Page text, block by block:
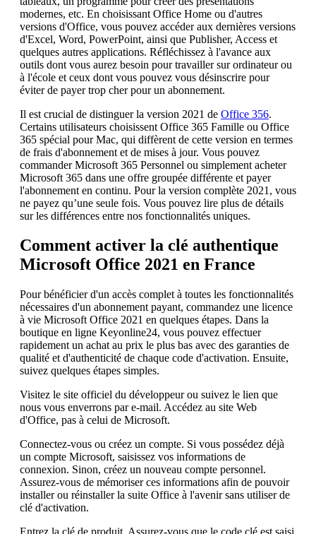
modernes, etc. En choisissant Office Home ou d'autres
versions d'Office, vous pouvez accéder aux dernières versions
d'Excel, Word, PowerPoint, ainsi que Publisher, Access et
quelques autres applications. Réfléchissez à l'avance aux
outils dont vous aurez besoin pour travailler sur ordinateur ou
à l'école et ceux dont vous pouvez vous désinscrire pour
éviter de payer trop cher pour un abonnement.
Il est crucial de distinguer la version 2021 de Office 356.
Certains utilisateurs choisissent Office 365 Famille ou Office
365 spécial pour Mac, qui diffèrent de cette version en termes
de frais d'abonnement et de mises à jour. Vous pouvez
commander Microsoft 365 Personnel ou simplement acheter
Microsoft 365 dans une offre groupée différente et payer
l'abonnement en continu. Pour la version complète 2021, vous
ne payez qu’une seule fois. Vous pouvez lire plus de détails
sur les différences entre nos fonctionnalités uniques.
Comment activer la clé authentique
Microsoft Office 2021 en France
Pour bénéficier d'un accès complet à toutes les fonctionnalités
nécessaires d'un abonnement payant, commandez une licence
à vie Microsoft Office 2021 en quelques étapes. Dans la
boutique en ligne Keyonline24, vous pouvez effectuer
rapidement un achat au prix le plus bas avec des garanties de
qualité et d'authenticité de chaque code d'activation. Ensuite,
suivez quelques étapes simples.
Visitez le site officiel du développeur ou suivez le lien que
nous vous enverrons par e-mail. Accédez au site Web
d'Office, pas à celui de Microsoft.
Connectez-vous ou créez un compte. Si vous possédez déjà
un compte Microsoft, saisissez vos informations de
connexion. Sinon, créez un nouveau compte personnel.
Assurez-vous de mémoriser ces informations afin de pouvoir
installer ou réinstaller la suite Office à l'avenir sans utiliser de
clé d'activation.